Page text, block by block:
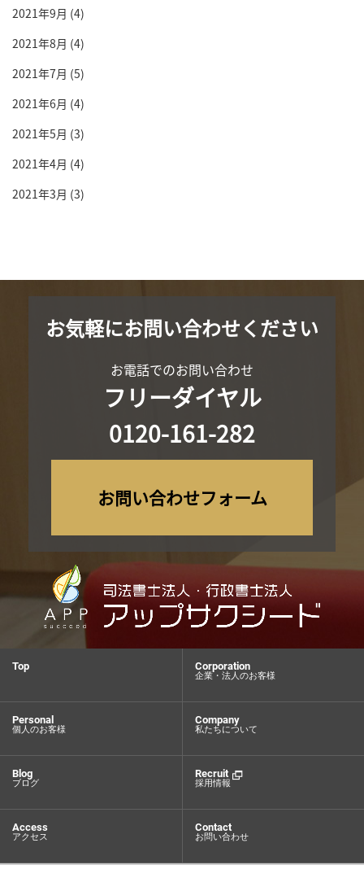
2021年9月 (4)
2021年8月 (4)
2021年7月 (5)
2021年6月 (4)
2021年5月 (3)
2021年4月 (4)
2021年3月 (3)
お気軽にお問い合わせください
お電話でのお問い合わせ
フリーダイヤル
0120-161-282
お問い合わせフォーム
Top Corporation
企業・法人のお客様
Personal
個人のお客様
Company
私たちについて
Blog
ブログ
Recruit
採用情報
Access
アクセス
Contact
お問い合わせ